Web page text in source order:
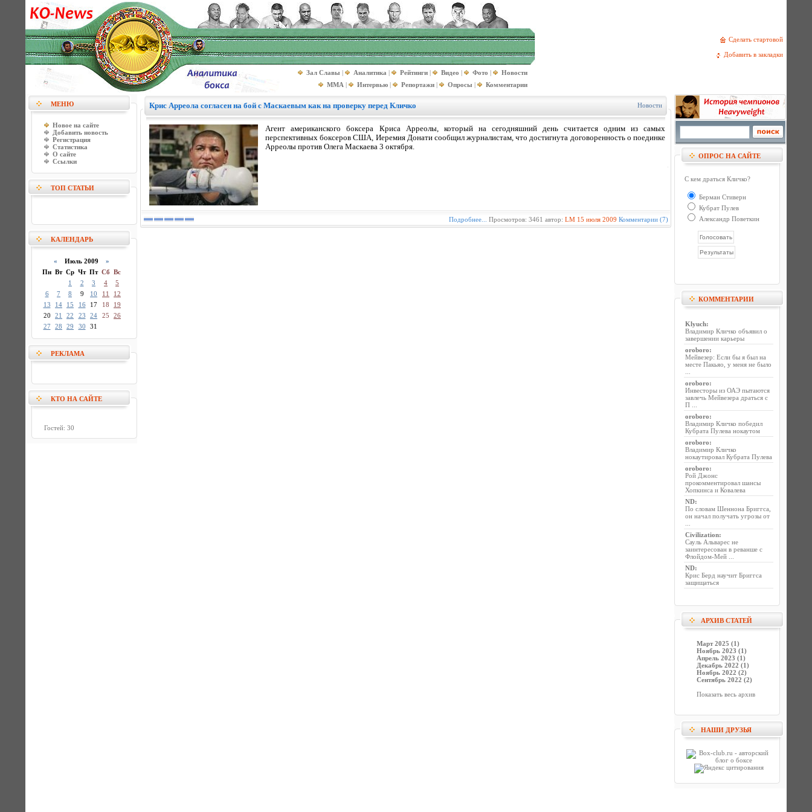
Сделать стартовой
Добавить в закладки
Зал Славы | Аналитика | Рейтинги | Видео | Фото |
Новости
MMA | Интервью | Репортажи | Опросы | Комментарии
МЕНЮ
Новое на сайте
Добавить новость
Регистрация
Статистика
О сайте
Ссылки
ТОП СТАТЬИ
КАЛЕНДАРЬ
« Июль 2009 »
Пн Вт Ср Чт Пт Сб Вс
1
2 3 4
5
6
7 8 9 10 11
12
13
14 15 16 17 18
19
20
21 22 23 24 25
26
27
28 29 30 31
РЕКЛАМА
КТО НА САЙТЕ
Гостей: 30
Крис Арреола согласен на бой с Маскаевым как на проверку перед Кличко Новости
Агент американского боксера Криса Арреолы, который на сегодняшний день считается одним из самых
перспективных боксеров США, Иеремия Донати сообщил журналистам, что достигнута договоренность о поединке
Арреолы против Олега Маскаева 3 октября.
Подробнее... Просмотров: 3461 автор: LM 15 июля 2009 Комментарии (7)
ОПРОС НА САЙТЕ
С кем драться Кличко?
Берман Стиверн
Кубрат Пулев
Александр Поветкин
КОММЕНТАРИИ
Klyuch:
Владимир Кличко объявил о
завершении карьеры
oroboro:
Мейвезер: Если бы я был на
месте Пакьяо, у меня не было
oroboro:
Инвесторы из ОАЭ пытаются
завлечь Мейвезера драться с
П ...
oroboro:
Владимир Кличко победил
Кубрата Пулева нокаутом
oroboro:
Владимир Кличко
нокаутировал Кубрата Пулева
oroboro:
Рой Джонс
прокомментировал шансы
Хопкинса и Ковалева
ND:
По словам Шеннона Бриггса,
он начал получать угрозы от
Civilization:
Сауль Альварес не
заинтересован в реванше с
Флойдом-Мей ...
ND:
Крис Берд научит Бриггса
защищаться
АРХИВ СТАТЕЙ
Март 2025 (1)
Ноябрь 2023 (1)
Апрель 2023 (1)
Декабрь 2022 (1)
Ноябрь 2022 (2)
Сентябрь 2022 (2)
Показать весь архив
НАШИ ДРУЗЬЯ